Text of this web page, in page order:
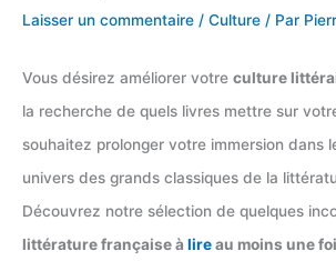
Laisser un commentaire / Culture / Par
Vous désirez améliorer votre culture
la recherche de quels livres mettre sur
souhaitez prolonger votre immersion dans
univers des grands classiques de la
Découvrez notre sélection de quelques
littérature française à lireau moins une